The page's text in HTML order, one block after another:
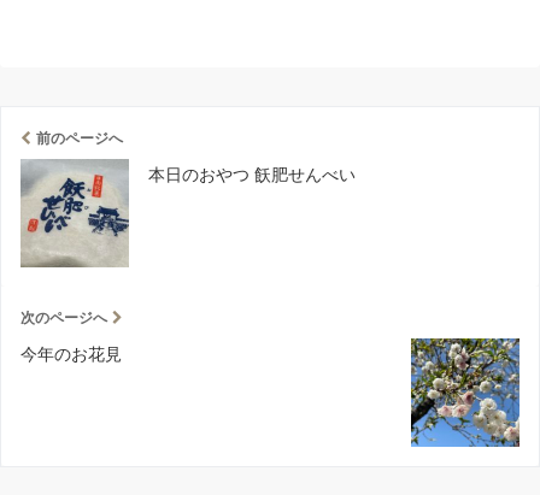
前のページへ
本日のおやつ 飫肥せんべい
次のページへ
今年のお花見